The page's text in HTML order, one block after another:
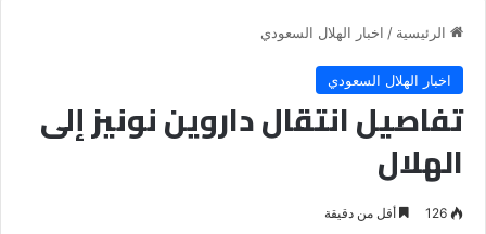
الرئيسية / اخبار الهلال السعودي
اخبار الهلال السعودي
تفاصيل انتقال داروين نونيز إلى
الهلال
126 أقل من دقيقة